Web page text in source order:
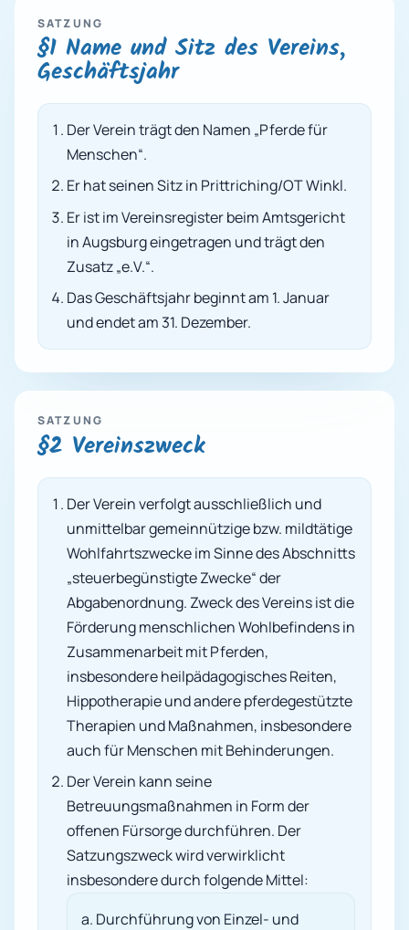
SATZUNG
§1 Name und Sitz des Vereins,
Geschäftsjahr
Der Verein trägt den Namen „Pferde für
Menschen“.
Er hat seinen Sitz in Prittriching/OT Winkl.
Er ist im Vereinsregister beim Amtsgericht
in Augsburg eingetragen und trägt den
Zusatz „e.V.“.
Das Geschäftsjahr beginnt am 1. Januar
und endet am 31. Dezember.
SATZUNG
§2 Vereinszweck
Der Verein verfolgt ausschließlich und
unmittelbar gemeinnützige bzw. mildtätige
Wohlfahrtszwecke im Sinne des Abschnitts
„steuerbegünstigte Zwecke“ der
Abgabenordnung. Zweck des Vereins ist die
Förderung menschlichen Wohlbefindens in
Zusammenarbeit mit Pferden,
insbesondere heilpädagogisches Reiten,
Hippotherapie und andere pferdegestützte
Therapien und Maßnahmen, insbesondere
auch für Menschen mit Behinderungen.
Der Verein kann seine
Betreuungsmaßnahmen in Form der
offenen Fürsorge durchführen. Der
Satzungszweck wird verwirklicht
insbesondere durch folgende Mittel:
Durchführung von Einzel- und